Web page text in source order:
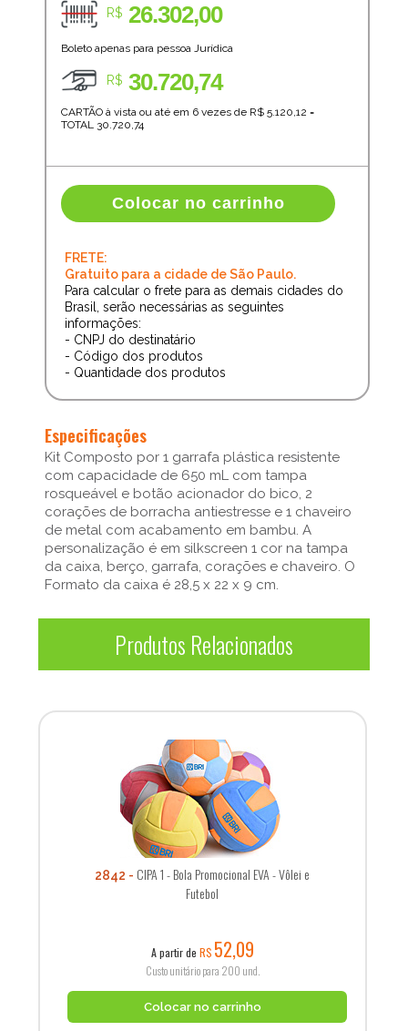
R$ 26.302,00
Boleto apenas para pessoa Jurídica
R$ 30.720,74
CARTÃO à vista ou até em 6 vezes de R$ 5.120,12 =
TOTAL 30.720,74
Colocar no carrinho
FRETE:
Gratuito para a cidade de São Paulo.
Para calcular o frete para as demais cidades do
Brasil, serão necessárias as seguintes
informações:
- CNPJ do destinatário
- Código dos produtos
- Quantidade dos produtos
Especificações
Kit Composto por 1 garrafa plástica resistente
com capacidade de 650 mL com tampa
rosqueável e botão acionador do bico, 2
corações de borracha antiestresse e 1 chaveiro
de metal com acabamento em bambu. A
personalização é em silkscreen 1 cor na tampa
da caixa, berço, garrafa, corações e chaveiro. O
Formato da caixa é 28,5 x 22 x 9 cm.
Produtos Relacionados
2842
CIPA 1 - Bola Promocional EVA - Vôlei e
Futebol
A partir de R$ 52,09
Custo unitário para 200 und.
Colocar no carrinho